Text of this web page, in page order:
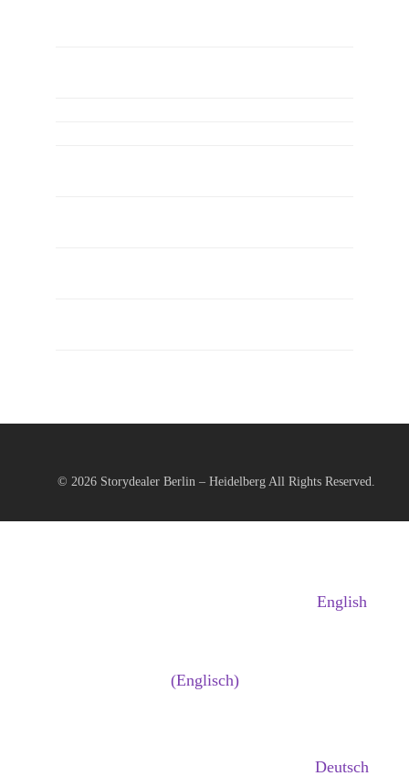
© 2026 Storydealer Berlin – HeidelbergAll Rights Reserved.
English
(Englisch)
Deutsch